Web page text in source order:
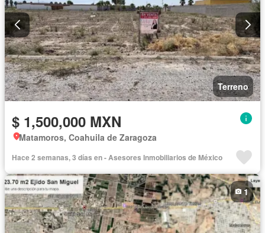
Terreno
$ 1,500,000 MXN
Matamoros, Coahuila de Zaragoza
Hace 2 semanas, 3 días en - Asesores Inmobiliarios de México
1